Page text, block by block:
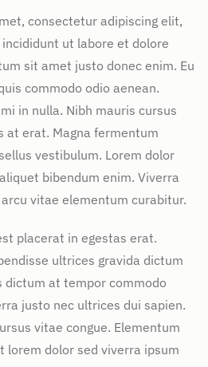
consectetur adipiscing elit,
ut labore et dolore
sit amet justo donec enim. Eu
commodo odio aenean.
in nulla. Nibh mauris cursus
at erat. Magna fermentum
vestibulum. Lorem dolor
bibendum enim. Viverra
vitae elementum curabitur.
placerat in egestas erat.
ultrices gravida dictum
dictum at tempor commodo
justo nec ultrices dui sapien.
vitae congue. Elementum
lorem dolor sed viverra ipsum